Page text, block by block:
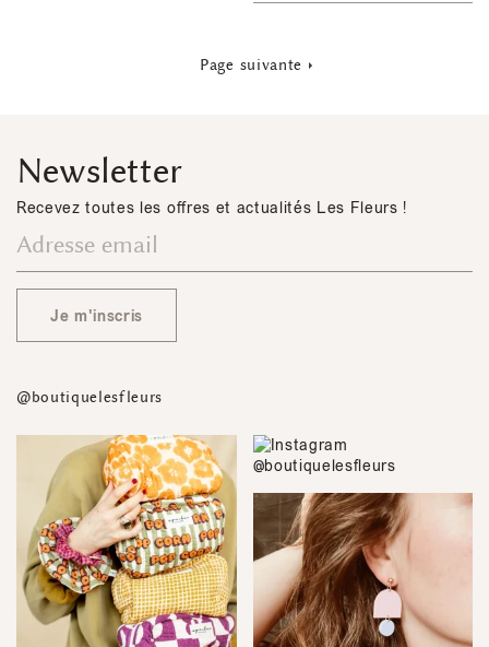
Page suivante
Newsletter
Recevez toutes les offres et actualités Les Fleurs !
Je m'inscris
@boutiquelesfleurs